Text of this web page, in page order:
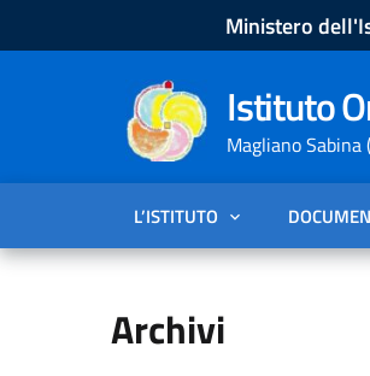
Ministero
Istituto
Magliano Sabina
L’ISTITUTO
Archivi